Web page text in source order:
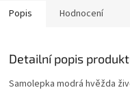
Popis Hodnocení
Detailní popis
Samolepka modrá hvěžda